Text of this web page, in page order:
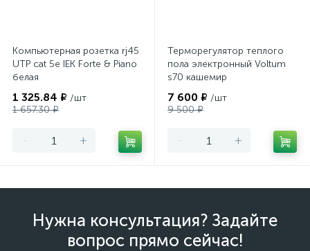
Компьютерная розетка rj45
UTP cat 5e IEK Forte & Piano
белая
1 325.84 ₽ /шт
1 657.30 ₽
- +
Терморегулятор теплого
пола электронный Voltum
s70 кашемир
7 600 ₽ /шт
9 500 ₽
- +
Нужна консультация? Задайте
вопрос прямо сейчас!